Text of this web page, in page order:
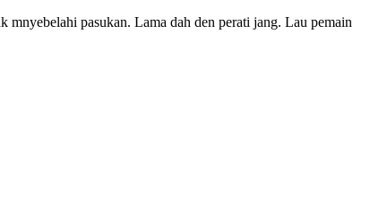
mnyebelahi pasukan. Lama dah den perati jang. Lau pemain